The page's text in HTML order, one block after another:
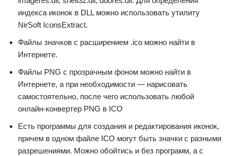
индекса иконок в DLL можно использовать утилиту
NirSoft IconsExtract.
Файлы значков с расширением .ico можно найти в
Интернете.
Файлы PNG с прозрачным фоном можно найти в
Интернете, а при необходимости — нарисовать
самостоятельно, после чего использовать любой
онлайн-конвертер PNG в ICO
Есть программы для создания и редактирования иконок,
причем в одном файле ICO могут быть значки с разными
разрешениями. Можно обойтись и без программ, а с